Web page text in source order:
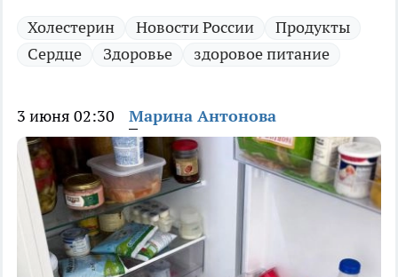
Холестерин Новости России
Продукты
Сердце
Здоровье здоровое питание
3 июня 02:30 Марина Антонова